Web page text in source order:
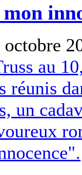
au
réunis
un